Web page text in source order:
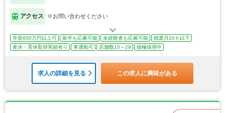
アクセス ※お問い合わせください
年収600万円以上可 新卒も応募可能 未経験者も応募可能
残業月10ｈ以下
産休・育休取得実績有り
車通勤可 店舗数10～29 積極採用中
求人の詳細を見る この求人に興味がある